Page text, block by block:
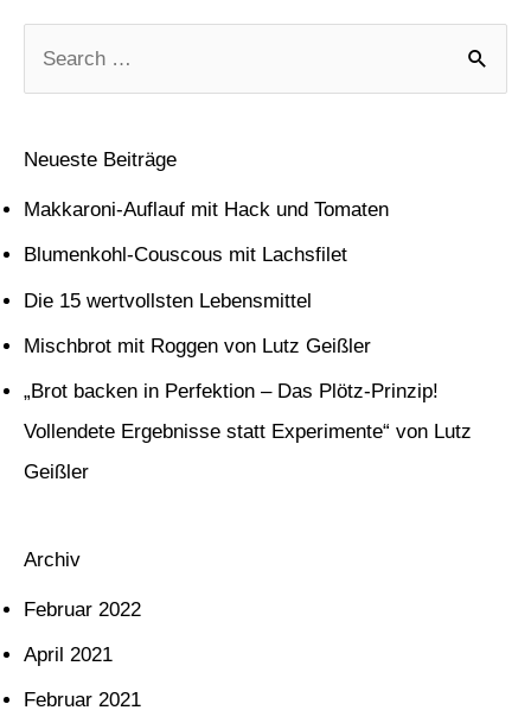
n
n
a
c
h
:
Neueste Beiträge
Makkaroni-Auflauf mit Hack und Tomaten
Blumenkohl-Couscous mit Lachsfilet
Die 15 wertvollsten Lebensmittel
Mischbrot mit Roggen von Lutz Geißler
„Brot backen in Perfektion – Das Plötz-Prinzip!
Vollendete Ergebnisse statt Experimente“ von Lutz
Geißler
Archiv
Februar 2022
April 2021
Februar 2021